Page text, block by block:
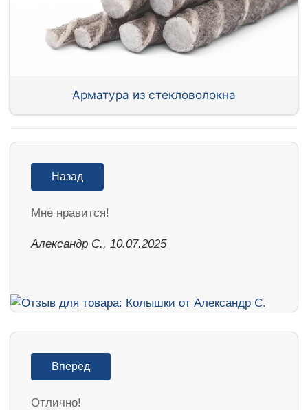
Арматура из стекловолокна
Назад
Мне нравится!
Александр С., 10.07.2025
Вперед
Отлично!